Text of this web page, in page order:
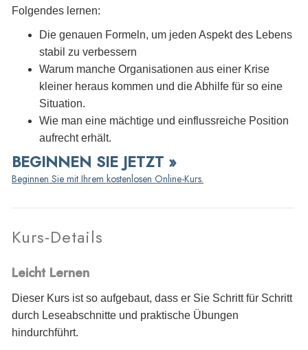
Folgendes lernen:
Die genauen Formeln, um jeden Aspekt des Lebens
stabil zu verbessern
Warum manche Organisationen aus einer Krise
kleiner heraus kommen und die Abhilfe für so eine
Situation.
Wie man eine mächtige und einflussreiche Position
aufrecht erhält.
BEGINNEN SIE JETZT »
Beginnen Sie mit Ihrem kostenlosen Online-Kurs.
Kurs-Details
Leicht Lernen
Dieser Kurs ist so aufgebaut, dass er Sie Schritt für Schritt
durch Leseabschnitte und praktische Übungen
hindurchführt.